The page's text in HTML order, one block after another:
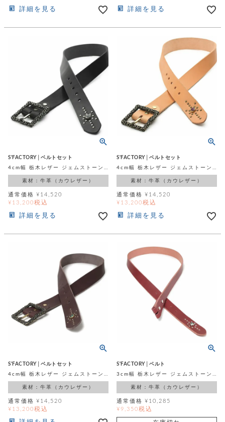
詳細を見る 詳細を見る
S'FACTORY│ベルトセット
4cm幅 栃木レザー ジェムストーンベルト ブラック フレイムバックルセット
素材：牛革（カウレザー）
通常価格 ¥ 14,520
¥ 13,200税込
詳細を見る
S'FACTORY│ベルトセット
4cm幅 栃木レザー ジェムストーンベルト ナチュラル フレイムバックルセット
素材：牛革（カウレザー）
通常価格 ¥ 14,520
¥ 13,200税込
詳細を見る
S'FACTORY│ベルトセット
4cm幅 栃木レザー ジェムストーンベルト ブラウン フレイムバックルセット
素材：牛革（カウレザー）
通常価格 ¥ 14,520
¥ 13,200税込
S'FACTORY│ベルト
3cm幅 栃木レザー ジェムストーンベルト カウレザー レッド（牛革）
素材：牛革（カウレザー）
通常価格 ¥ 10,285
¥9,350税込